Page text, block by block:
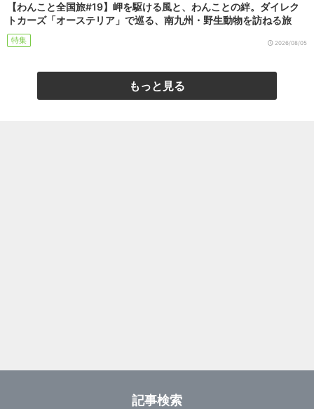
【わんこと全国旅#19】岬を駆ける風と、わんことの絆。ダイレク
トカーズ「オーステリア」で巡る、南九州・野生動物を訪ねる旅
特集 2026/08/05
もっと見る
記事検索